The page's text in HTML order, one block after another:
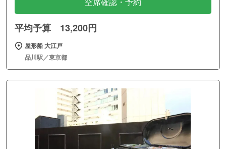
空席確認・予約
平均予算 13,200円
屋形船 大江戸
品川駅／東京都